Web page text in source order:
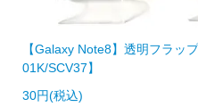
【Galaxy Note8】透明フラッ
01K/SCV37】
30円(税込)